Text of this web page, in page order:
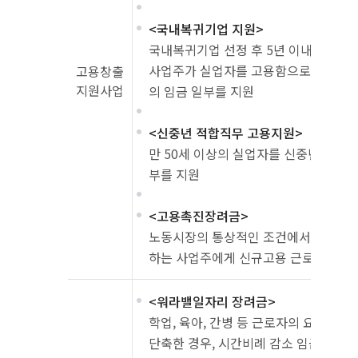
고용창출
지원사업
<국내복귀기업 지원>
국내복귀기업 선정 후 5년 이내인 기
사업주가 실업자를 고용함으로써 근로
의 임금 일부를 지원
<신중년 적합직무 고용지원>
만 50세 이상의 실업자를 신중년 적합
부를 지원
<고용촉진장려금>
노동시장의 통상적인 조건에서 취업이
하는 사업주에게 신규고용 근로자 임
<워라밸일자리 장려금>
학업, 육아, 간병 등 근로자의 요청에
단축한 경우, 시간비례 감소 임금보다